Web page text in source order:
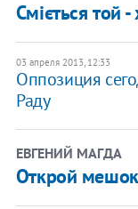
Cміється той
03 апреля 2013, 12:33
Оппозиция
Раду
ЕВГЕНИЙ МАГДА
Открой